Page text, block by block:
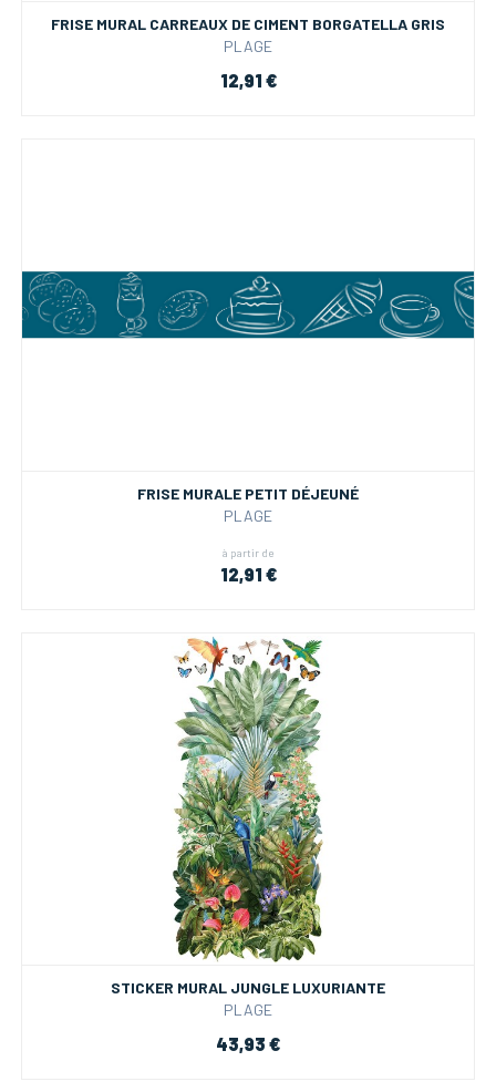
FRISE MURAL CARREAUX DE CIMENT BORGATELLA GRIS
PLAGE
12,91 €
FRISE MURALE PETIT DÉJEUNÉ
PLAGE
à partir de
12,91 €
STICKER MURAL JUNGLE LUXURIANTE
PLAGE
43,93 €